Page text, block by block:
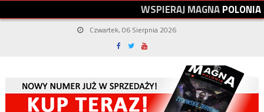
WSPIERAJMAGNAPOLONIA
Czwartek, 06 Sierpnia 2026